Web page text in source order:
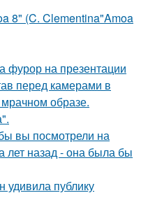
8" (C. Clementina"Amoa
фурор на презентации
перед камерами в
образе.
вы посмотрели на
лет назад - она была бы
удивила публику